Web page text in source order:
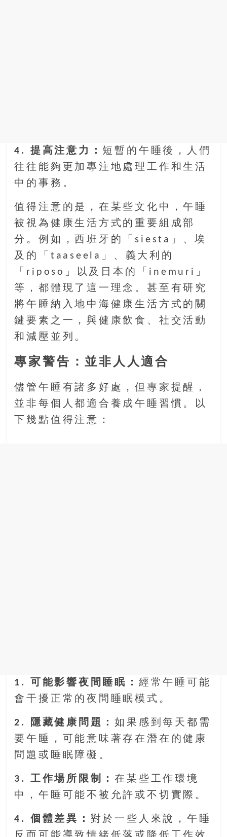
4. 提高注意力： 短暫的午睡後，人們
往往能夠更加專注地處理工作和生活
中的事務。
值得注意的是，在某些文化中，午睡
被視為健康生活方式的重要組成部
分。例如，西班牙的「siesta」、埃
及的「taaseela」、義大利的
「riposo」以及日本的「inemuri」
等，都體現了這一理念。甚至有研究
將午睡納入地中海健康生活方式的關
鍵要素之一，與健康飲食、社交活動
和減壓並列。
專家警告：並非人人適合
儘管午睡有諸多好處，但專家提醒，
並非每個人都適合養成午睡習慣。以
下幾點值得注意：
1. 可能影響夜間睡眠： 經常午睡可能
會干擾正常的夜間睡眠模式。
2. 隱藏健康問題：如果感到每天都需
要午睡，可能意味著存在潛在的健康
問題或睡眠障礙。
3. 工作場所限制：在某些工作環境
中，午睡可能不被允許或不切實際。
4. 個體差異： 對於一些人來說，午睡